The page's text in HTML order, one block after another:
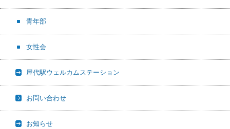
青年部
女性会
屋代駅ウェルカムステーション
お問い合わせ
お知らせ